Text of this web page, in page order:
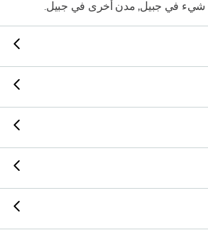
شيء في جبيل, مدن أخرى في جبيل.